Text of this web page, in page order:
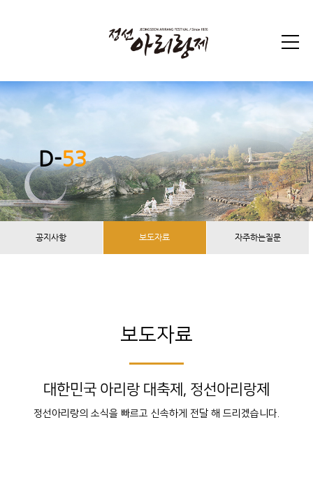
D-53
공지사항 보도자료 자주하는질문
보도자료
대한민국 아리랑 대축제, 정선아리랑제
정선아리랑의 소식을 빠르고 신속하게 전달 해 드리겠습니다.